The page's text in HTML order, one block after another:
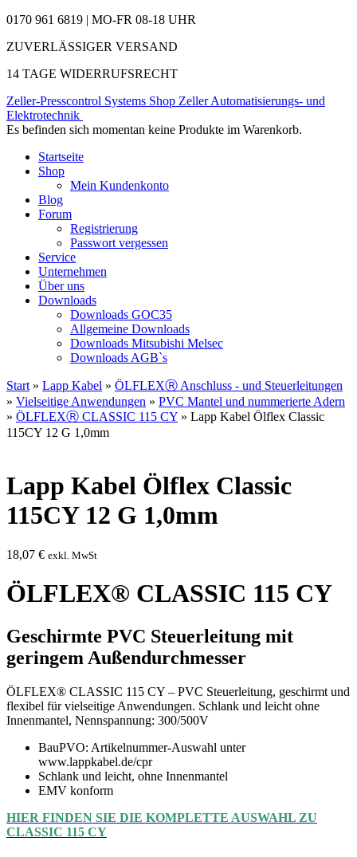
0170 961 6819 | MO-FR 08-18 UHR
ZUVERLÄSSIGER VERSAND
14 TAGE WIDERRUFSRECHT
Zeller-Presscontrol Systems Shop Zeller Automatisierungs- und
Elektrotechnik
Es befinden sich momentan keine Produkte im Warenkorb.
Startseite
Shop
Mein Kundenkonto
Blog
Forum
Registrierung
Passwort vergessen
Service
Unternehmen
Über uns
Downloads
Downloads GOC35
Allgemeine Downloads
Downloads Mitsubishi Melsec
Downloads AGB`s
Start » Lapp Kabel » ÖLFLEXⓇ Anschluss - und Steuerleitungen
» Vielseitige Anwendungen » PVC Mantel und nummerierte Adern
» ÖLFLEXⓇ CLASSIC 115 CY » Lapp Kabel Ölflex Classic
115CY 12 G 1,0mm
Lapp Kabel Ölflex Classic
115CY 12 G 1,0mm
18,07 € exkl. MwSt
ÖLFLEX® CLASSIC 115 CY
Geschirmte PVC Steuerleitung mit
geringem Außendurchmesser
ÖLFLEX® CLASSIC 115 CY – PVC Steuerleitung, geschirmt und
flexibel für vielseitige Anwendungen. Schlank und leicht ohne
Innenmantel, Nennspannung: 300/500V
BauPVO: Artikelnummer-Auswahl unter
www.lappkabel.de/cpr
Schlank und leicht, ohne Innenmantel
EMV konform
HIER FINDEN SIE DIE KOMPLETTE AUSWAHL ZU
CLASSIC 115 CY